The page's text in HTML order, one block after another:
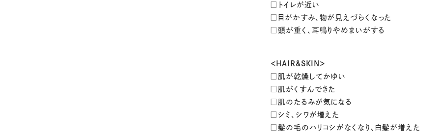
□トイレが近い
□目がかすみ、物が見えづらくなった
□頭が重く、耳鳴りやめまいがする
＜HAIR&SKIN＞
□肌が乾燥してかゆい
□肌がくすんできた
□肌のたるみが気になる
□シミ、シワが増えた
□髪の毛のハリコシがなくなり、白髪が増えた